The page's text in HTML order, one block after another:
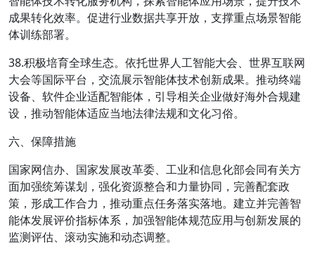
成果转化效率。促进行业数据共享开放，支撑重点场景智能
体训练部署。
38.积极培育全球生态。依托世界人工智能大会、世界互联网
大会等国际平台，交流展示智能体技术创新成果。推动终端
设备、软件企业适配智能体，引导相关企业做好海外合规建
设，推动智能体适应当地法律法规和文化习俗。
六、保障措施
国家网信办、国家发展改革委、工业和信息化部会同有关方
面加强统筹谋划，强化资源整合和力量协同，完善配套政
策，形成工作合力，推动重点任务落实落地。建立并完善智
能体发展评价指标体系，加强智能体规范应用与创新发展的
监测评估、滚动实施和动态调整。